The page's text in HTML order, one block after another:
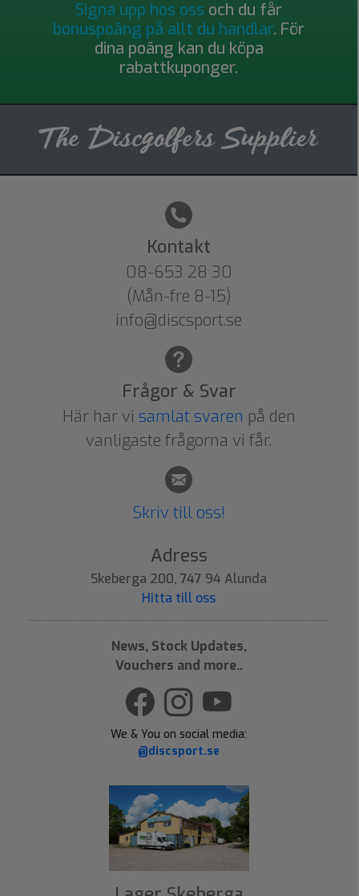
Signa upp hos oss och du får
bonuspoäng på allt du handlar. För
dina poäng kan du köpa
rabattkuponger.
Kontakt
08-653 28 30
(Mån-fre 8-15)
info@discsport.se
Frågor & Svar
Här har vi samlat svaren på den
vanligaste frågorna vi får.
Skriv till oss!
Adress
Skeberga 200, 747 94 Alunda
Hitta till oss
News, Stock Updates,
Vouchers and more..
We & You on social media:
@discsport.se